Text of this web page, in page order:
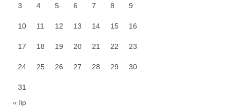
3 4 5 6 7 8 9
10 11 12 13 14 15 16
17 18 19 20 21 22 23
24 25 26 27 28 29 30
31
« lip